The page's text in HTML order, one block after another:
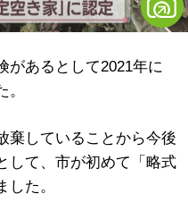
あるとして2021年に
していることから今後
して、市が初めて「略式
た。